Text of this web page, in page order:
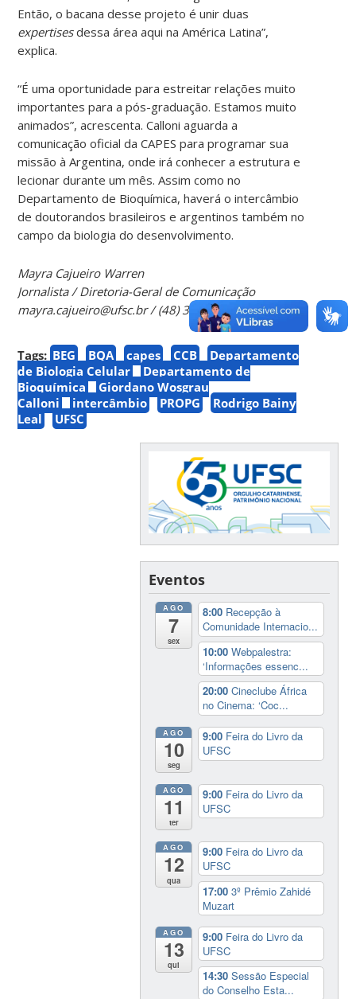
Então, o bacana desse projeto é unir duas
expertisesdessa área aqui na América Latina”,
explica.
“É uma oportunidade para estreitar relações muito
importantes para a pós-graduação. Estamos muito
animados”, acrescenta. Calloni aguarda a
comunicação oficial da CAPES para programar sua
missão à Argentina, onde irá conhecer a estrutura e
lecionar durante um mês. Assim como no
Departamento de Bioquímica, haverá o intercâmbio
de doutorandos brasileiros e argentinos também no
campo da biologia do desenvolvimento.
Mayra Cajueiro Warren
Jornalista / Diretoria-Geral de Comunicação
mayra.cajueiro@ufsc.br / (48) 3721-4081
Tags: BEG BQA capes CCB
Departamento
de Biologia Celular
Departamento de
Bioquímica
Giordano Wosgrau
Calloni
intercâmbio PROPG
Rodrigo Bainy
Leal
UFSC
Eventos
AGO
7
sex
8:00 Recepção à
Comunidade Internacio...
10:00Webpalestra:
‘Informações essenc...
20:00Cineclube África
no Cinema: ‘Coc...
AGO
10
seg
9:00 Feira do Livro da
UFSC
AGO
11
ter
9:00 Feira do Livro da
UFSC
AGO
12
qua
9:00 Feira do Livro da
UFSC
17:003º Prêmio Zahidé
Muzart
AGO
13
qui
9:00 Feira do Livro da
UFSC
14:30Sessão Especial
do Conselho Esta...